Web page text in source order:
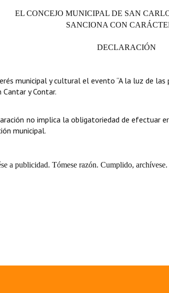
EL CONCEJO MUNICIPAL DE SAN
SANCIONA CON
DECLARACIÓN
municipal y cultural el evento “A la luz de las
y Contar.
no implica la obligatoriedad de efectuar
municipal.
a publicidad. Tómese razón. Cumplido, archívese.